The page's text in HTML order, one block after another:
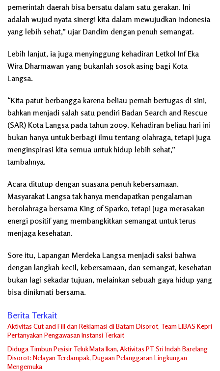
pemerintah daerah bisa bersatu dalam satu gerakan. Ini
adalah wujud nyata sinergi kita dalam mewujudkan Indonesia
yang lebih sehat,” ujar Dandim dengan penuh semangat.
Lebih lanjut, ia juga menyinggung kehadiran Letkol Inf Eka
Wira Dharmawan yang bukanlah sosok asing bagi Kota
Langsa.
“Kita patut berbangga karena beliau pernah bertugas di sini,
bahkan menjadi salah satu pendiri Badan Search and Rescue
(SAR) Kota Langsa pada tahun 2009. Kehadiran beliau hari ini
bukan hanya untuk berbagi ilmu tentang olahraga, tetapi juga
menginspirasi kita semua untuk hidup lebih sehat,”
tambahnya.
Acara ditutup dengan suasana penuh kebersamaan.
Masyarakat Langsa tak hanya mendapatkan pengalaman
berolahraga bersama King of Sparko, tetapi juga merasakan
energi positif yang membangkitkan semangat untuk terus
menjaga kesehatan.
Sore itu, Lapangan Merdeka Langsa menjadi saksi bahwa
dengan langkah kecil, kebersamaan, dan semangat, kesehatan
bukan lagi sekadar tujuan, melainkan sebuah gaya hidup yang
bisa dinikmati bersama.
Berita Terkait
Aktivitas Cut and Fill dan Reklamasi di Batam Disorot, Team LIBAS Kepri
Pertanyakan Pengawasan Instansi Terkait
Diduga Timbun Pesisir Teluk Mata Ikan, Aktivitas PT Sri Indah Barelang
Disorot: Nelayan Terdampak, Dugaan Pelanggaran Lingkungan
Mengemuka